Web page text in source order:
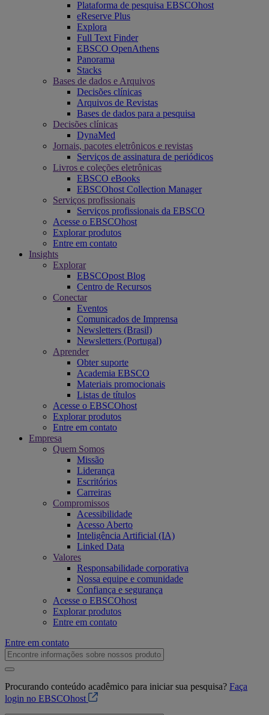
Plataforma de pesquisa EBSCOhost
eReserve Plus
Explora
Full Text Finder
EBSCO OpenAthens
Panorama
Stacks
Bases de dados e Arquivos
Decisões clínicas
Arquivos de Revistas
Bases de dados para a pesquisa
Decisões clínicas
DynaMed
Jornais, pacotes eletrônicos e revistas
Serviços de assinatura de periódicos
Livros e coleções eletrônicas
EBSCO eBooks
EBSCOhost Collection Manager
Serviços profissionais
Serviços profissionais da EBSCO
Acesse o EBSCOhost
Explorar produtos
Entre em contato
Insights
Explorar
EBSCOpost Blog
Centro de Recursos
Conectar
Eventos
Comunicados de Imprensa
Newsletters (Brasil)
Newsletters (Portugal)
Aprender
Obter suporte
Academia EBSCO
Materiais promocionais
Listas de títulos
Acesse o EBSCOhost
Explorar produtos
Entre em contato
Empresa
Quem Somos
Missão
Liderança
Escritórios
Carreiras
Compromissos
Acessibilidade
Acesso Aberto
Inteligência Artificial (IA)
Linked Data
Valores
Responsabilidade corporativa
Nossa equipe e comunidade
Confiança e segurança
Acesse o EBSCOhost
Explorar produtos
Entre em contato
Entre em contato
Procurando conteúdo acadêmico para iniciar sua pesquisa? Faça
login no EBSCOhost